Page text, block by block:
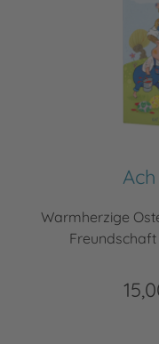
Warmherzige
Freundschaft